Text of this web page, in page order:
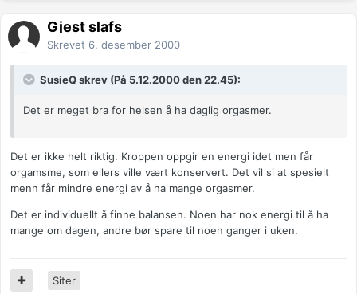
Gjest slafs
Skrevet 6. desember 2000
SusieQ skrev (På 5.12.2000 den 22.45):
Det er meget bra for helsen å ha daglig orgasmer.
Det er ikke helt riktig. Kroppen oppgir en energi idet men får
orgamsme, som ellers ville vært konservert. Det vil si at spesielt
menn får mindre energi av å ha mange orgasmer.
Det er individuellt å finne balansen. Noen har nok energi til å ha
mange om dagen, andre bør spare til noen ganger i uken.
Siter